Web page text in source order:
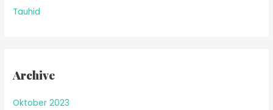
Tauhid
Archive
Oktober 2023